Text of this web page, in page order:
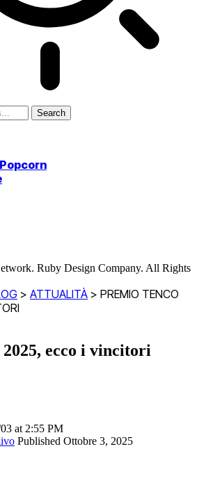
Ruby Design Company. All Rights
> ATTUALITÀ > PREMIO TENCO
ecco i vincitori
at 2:55 PM
Published Ottobre 3, 2025